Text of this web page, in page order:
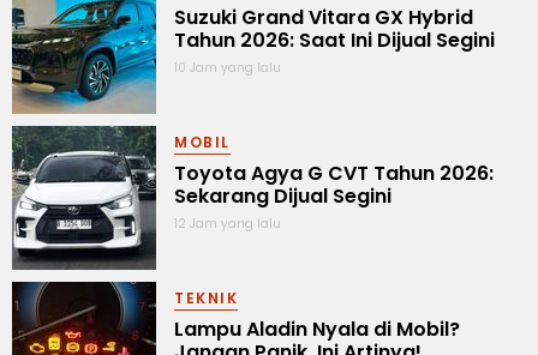
Suzuki Grand Vitara GX Hybrid
Tahun 2026: Saat Ini Dijual Segini
10 Jam yang lalu
MOBIL
Toyota Agya G CVT Tahun 2026:
Sekarang Dijual Segini
12 Jam yang lalu
TEKNIK
Lampu Aladin Nyala di Mobil?